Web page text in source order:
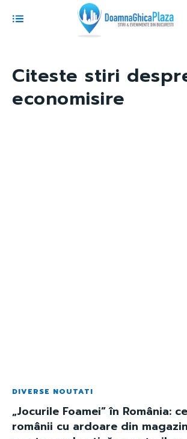
Citeste stiri
economisire
DIVERSE NOUTATI
„Jocurile Foamei” în România:
românii cu ardoare din